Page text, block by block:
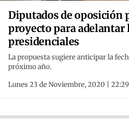
Diputados de oposición
proyecto para adelantar
presidenciales
La propuesta sugiere anticipar la
próximo año.
Lunes 23 de Noviembre, 2020 | 22:29